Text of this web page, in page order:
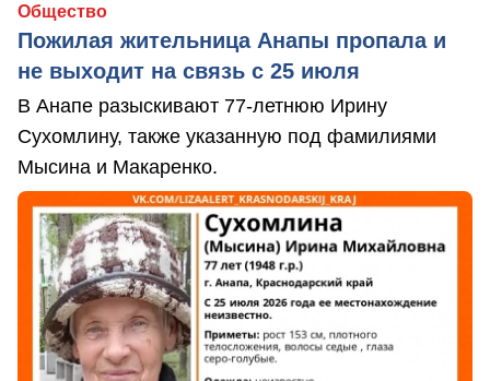
Общество
Пожилая жительница Анапы пропала и
не выходит на связь с 25 июля
В Анапе разыскивают 77-летнюю Ирину
Сухомлину, также указанную под фамилиями
Мысина и Макаренко.